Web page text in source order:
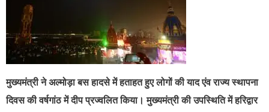
मुख्यमंत्री ने अल्मोड़ा बस हादसे में हताहत हुए लोगों की याद एंव राज्य स्थापना
दिवस की वर्षगांठ में दीप प्रज्वलित किया। मुख्यमंत्री की उपस्थिति में हरिद्वार